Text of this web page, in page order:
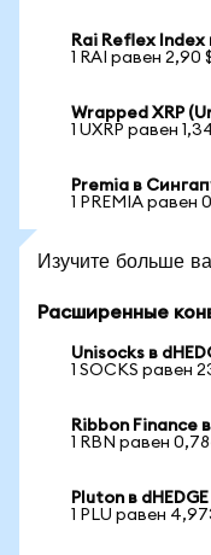
Rai Reflex
1 RAI равен 2,90
Wrapped XRP
1 UXRP равен
Premia в
1 PREMIA равен
Изучите больше
Расширенные
Unisocks в
1 SOCKS равен
Ribbon Finance
1 RBN равен
Pluton в
1 PLU равен